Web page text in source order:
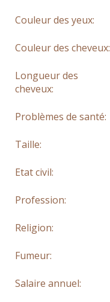
Couleur des yeux:
Couleur des cheveux:
Longueur des
cheveux:
Problèmes de santé:
Taille:
Etat civil:
Profession:
Religion:
Fumeur:
Salaire annuel: